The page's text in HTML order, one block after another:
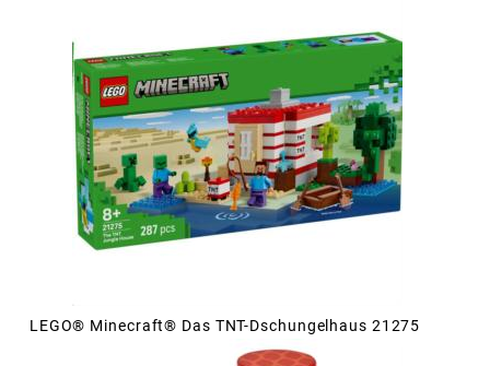
LEGO® Minecraft® Das TNT-Dschungelhaus 21275